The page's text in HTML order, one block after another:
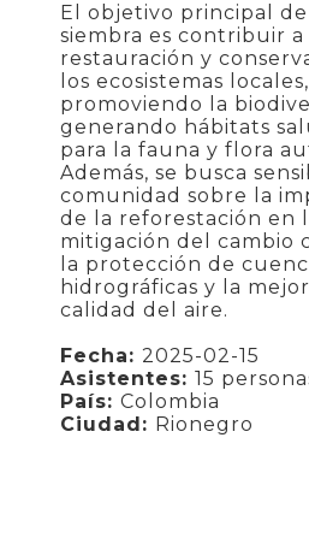
El objetivo principal de
siembra es contribuir a
restauración y
los ecosistemas locales,
promoviendo la
generando hábitats
para la fauna y flora
Además, se busca
comunidad sobre la
de la reforestación en
mitigación del cambio
la protección de
hidrográficas y la
calidad del aire.
Fecha:2025-02-15
Asistentes:15
País:Colombia
Ciudad: Rionegro